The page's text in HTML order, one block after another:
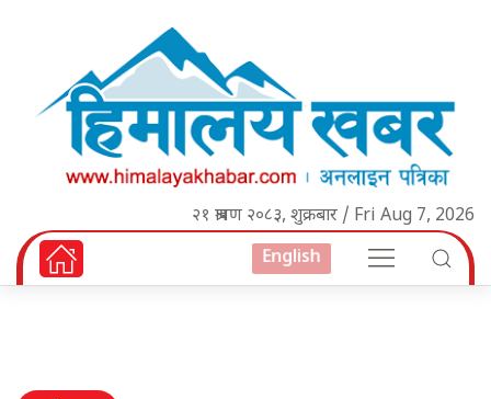
२१ श्रावण २०८३, शुक्रबार / Fri Aug 7, 2026
English